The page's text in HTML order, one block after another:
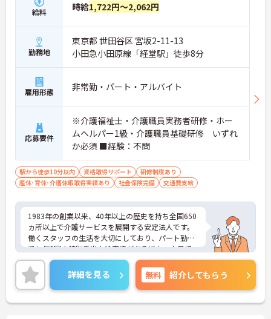
給料 時給1,722円～2,062円
勤務地
東京都 世田谷区 宮坂2-11-13
小田急小田原線「経堂駅」徒歩8分
雇用形態 非常勤・パート・アルバイト
応募要件
※介護福祉士・介護職員実務者研修・ホー
ムヘルパー1級・介護職員基礎研修 いずれ
か必須 ■経験：不問
駅から徒歩10分以内 資格取得サポート
研修制度あり
産休･育休･介護休暇取得実績あり
社会保険完備 交通費支給
1983年の創業以来、40年以上の歴史を持ち全国650
ヵ所以上で介護サービスを展開する安定法人です。
働くスタッフの生活を大切にしており、パート勤務
でも年2回の特別手当支給実績があるほか、土日祝
日の時給アップや独自の福利厚生制度など、収入
面・待遇面での手厚いサポートを用意しています。
「くるみん」認定企業として週3日からの柔軟なシ
フトに対応し、ご家庭と両立しながら無理なく活躍
できます。髪色やネイルも自由で個性を尊重する社
詳細を見る 無料 紹介してもらう